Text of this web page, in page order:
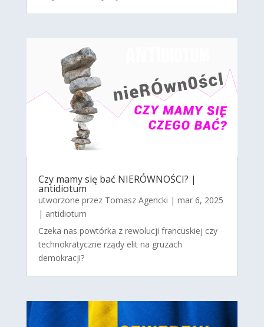
Czy mamy się bać NIERÓWNOŚCI? |
antidiotum
utworzone przez Tomasz Agencki | mar 6, 2025
| antidiotum
Czeka nas powtórka z rewolucji francuskiej czy
technokratyczne rządy elit na gruzach
demokracji?